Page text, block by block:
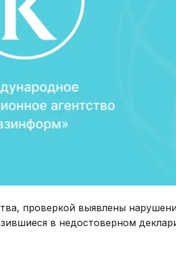
проверкой выявлены
в недостоверном